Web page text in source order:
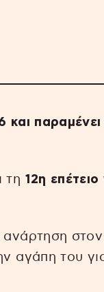
τη 12η
ανάρτηση
αγάπη του